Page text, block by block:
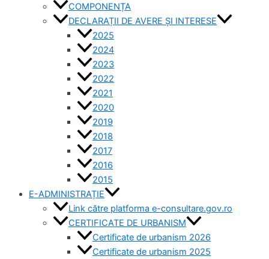
COMPONENȚA
DECLARAȚII DE AVERE ȘI INTERESE
2025
2024
2023
2022
2021
2020
2019
2018
2017
2016
2015
E-ADMINISTRAȚIE
Link către platforma e-consultare.gov.ro
CERTIFICATE DE URBANISM
Certificate de urbanism 2026
Certificate de urbanism 2025